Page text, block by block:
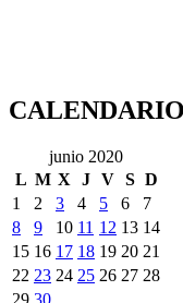
CALENDARIO
junio 2020
L M X J V S D
1
2 3 4 5 6
7
8
9 10 11 12 13 14
15 16 17 18 19 20 21
22 23 24 25 26 27 28
29 30